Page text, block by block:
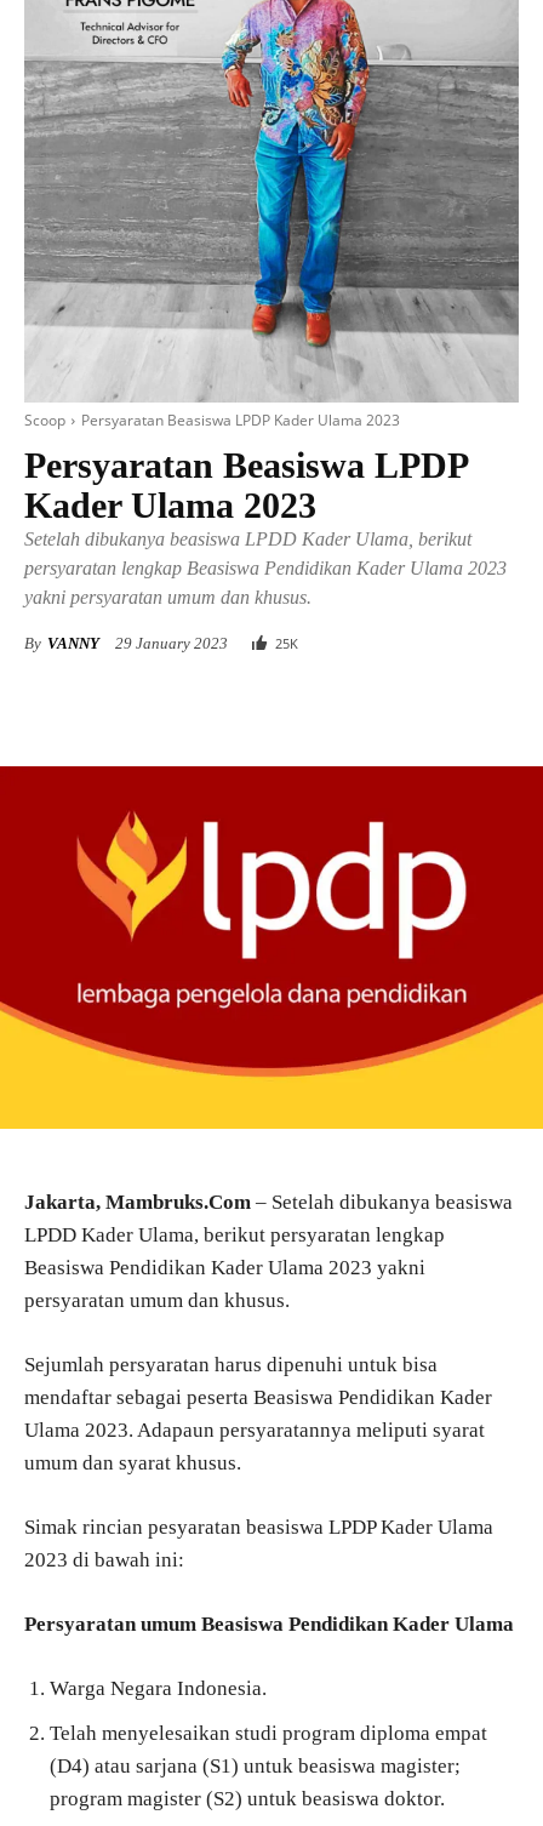
Scoop Persyaratan Beasiswa LPDP Kader Ulama 2023
Persyaratan Beasiswa LPDP
Kader Ulama 2023
Setelah dibukanya beasiswa LPDD Kader Ulama, berikut
persyaratan lengkap Beasiswa Pendidikan Kader Ulama 2023
yakni persyaratan umum dan khusus.
By VANNY 29 January 2023 25K
Jakarta, Mambruks.Com – Setelah dibukanya beasiswa
LPDD Kader Ulama, berikut persyaratan lengkap
Beasiswa Pendidikan Kader Ulama 2023 yakni
persyaratan umum dan khusus.
Sejumlah persyaratan harus dipenuhi untuk bisa
mendaftar sebagai peserta Beasiswa Pendidikan Kader
Ulama 2023. Adapaun persyaratannya meliputi syarat
umum dan syarat khusus.
Simak rincian pesyaratan beasiswa LPDP Kader Ulama
2023 di bawah ini:
Persyaratan umum Beasiswa Pendidikan Kader Ulama
Warga Negara Indonesia.
Telah menyelesaikan studi program diploma empat
(D4) atau sarjana (S1) untuk beasiswa magister;
program magister (S2) untuk beasiswa doktor.